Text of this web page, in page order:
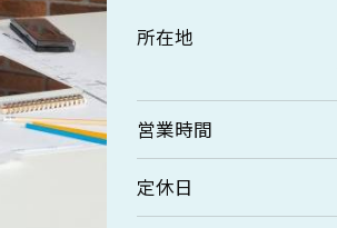
所在地
営業時間
定休日